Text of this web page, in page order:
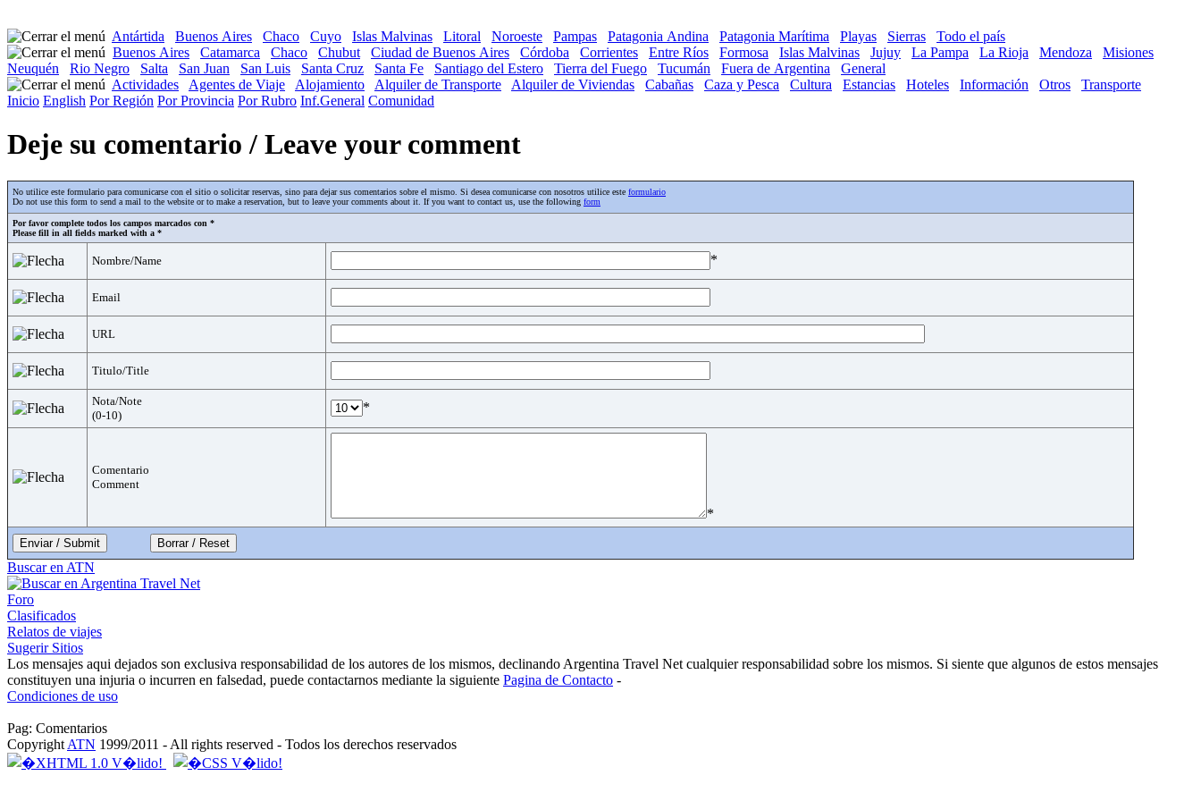
Antártida Buenos Aires Chaco Cuyo Islas Malvinas Litoral Noroeste Pampas Patagonia Andina Patagonia Marítima Playas Sierras
Todo el país
Buenos Aires
Catamarca Chaco Chubut Ciudad de Buenos Aires Córdoba Corrientes Entre Ríos Formosa Islas Malvinas Jujuy La Pampa La Rioja Mendoza
Misiones
Neuquén
Rio Negro Salta San Juan San Luis Santa Cruz Santa Fe Santiago del Estero Tierra del Fuego Tucumán Fuera de Argentina
General
Actividades
Agentes de Viaje Alojamiento Alquiler de Transporte Alquiler de Viviendas Cabañas Caza y Pesca Cultura Estancias Hoteles Información Otros
Transporte
Inicio English Por Región Por Provincia Por Rubro Inf.General Comunidad
Deje su comentario / Leave your comment
No utilice este formulario para comunicarse con el sitio o solicitar reservas, sino para dejar sus comentarios sobre el mismo. Si desea comunicarse con nosotros utilice este formulario
Do not use this form to send a mail to the website or to make a reservation, but to leave your comments about it. If you want to contact us, use the following form
Por favor complete todos los campos marcados con *
Please fill in all fields marked with a *
Nombre/Name *
Email
URL
Titulo/Title
Nota/Note
(0-10)
*
Comentario
Comment
*
Enviar / Submit
Buscar en ATN
Foro
Clasificados
Relatos de viajes
Sugerir Sitios
Los mensajes aqui dejados son exclusiva responsabilidad de los autores de los mismos, declinando Argentina Travel Net cualquier responsabilidad sobre los mismos. Si siente que algunos de estos mensajes
constituyen una injuria o incurren en falsedad, puede contactarnos mediante la siguiente Pagina de Contacto -
Condiciones de uso
Pag: Comentarios
Copyright ATN 1999/2011 - All rights reserved - Todos los derechos reservados